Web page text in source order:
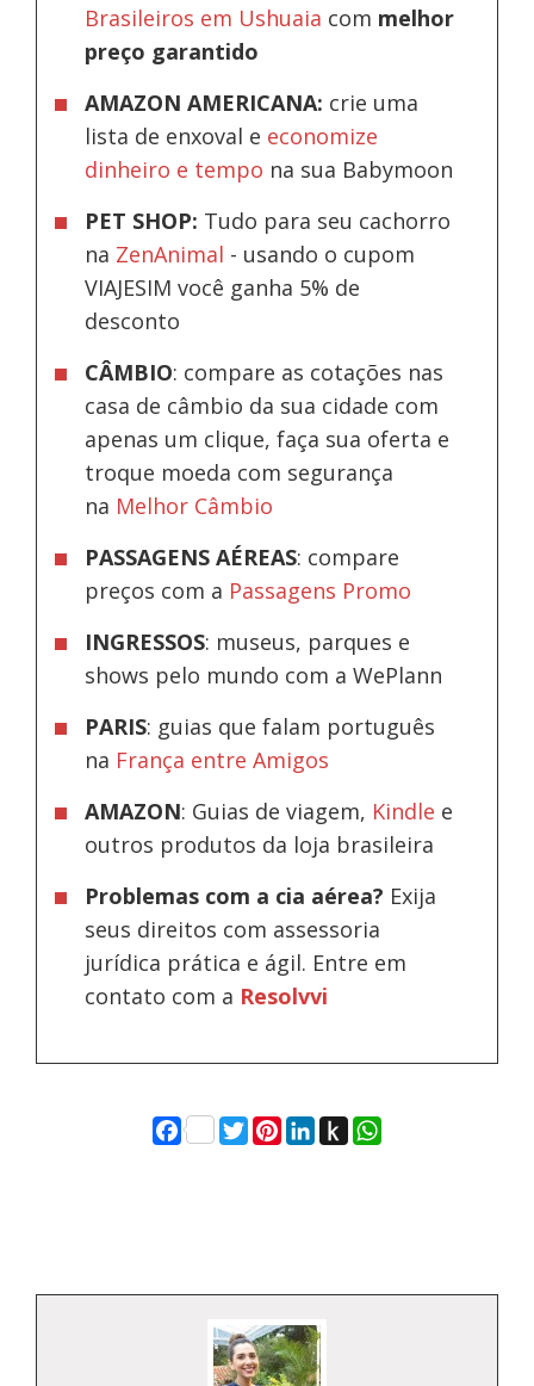
Brasileiros em Ushuaia com melhor
preço garantido
AMAZON AMERICANA: crie uma
lista de enxoval e economize
dinheiro e tempo na sua Babymoon
PET SHOP: Tudo para seu cachorro
na ZenAnimal - usando o cupom
VIAJESIM você ganha 5% de
desconto
CÂMBIO: compare as cotações nas
casa de câmbio da sua cidade com
apenas um clique, faça sua oferta e
troque moeda com segurança
na Melhor Câmbio
PASSAGENS AÉREAS: compare
preços com a Passagens Promo
INGRESSOS: museus, parques e
shows pelo mundo com a WePlann
PARIS: guias que falam português
na França entre Amigos
AMAZON: Guias de viagem, Kindle e
outros produtos da loja brasileira
Problemas com a cia aérea? Exija
seus direitos com assessoria
jurídica prática e ágil. Entre em
contato com a Resolvvi
Facebook
Twitter
Pinterest
LinkedIn
Push
to
WhatsApp